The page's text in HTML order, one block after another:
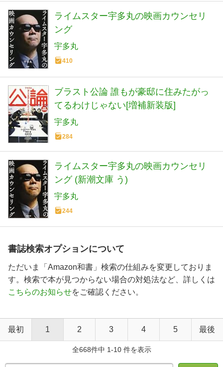
ライムスター宇多丸の映画カウンセリ
ング
宇多丸
410
ブラスト公論 誰もが豪邸に住みたがっ
てるわけじゃない[増補新装版]
宇多丸
284
ライムスター宇多丸の映画カウンセリ
ング (新潮文庫 う)
宇多丸
244
書誌検索オプションについて
ただいま「Amazon和書」検索の仕組みを変更しておりま
す。検索で本が見つからない場合の対処法など、詳しくは
こちらのお知らせをご確認ください。
最初 1 2 3 4 5 最後
全668件中 1-10 件を表示